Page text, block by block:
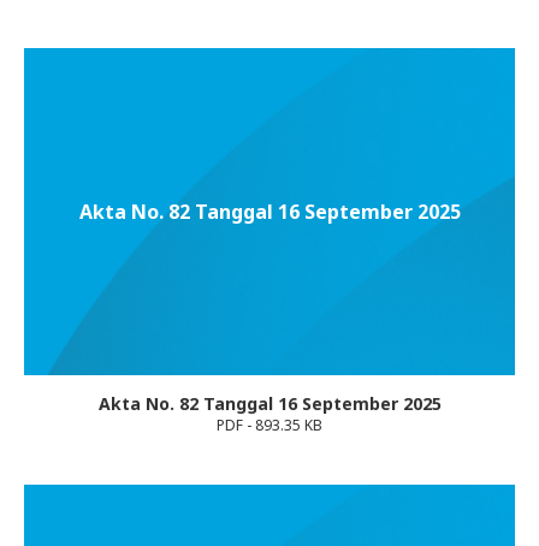
Akta No. 82 Tanggal 16 September 2025
Akta No. 82 Tanggal 16 September 2025
PDF - 893.35 KB